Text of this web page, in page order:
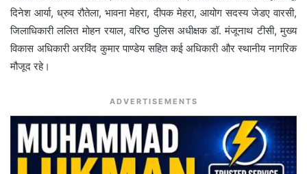
दिनेश आर्या, ध्रुव रौतेला, भावना मेहरा, दीपक मेहरा, आयोग सदस्य जेडए वारसी,
जिलाधिकारी ललित मोहन रयाल, वरिष्ठ पुलिस अधीक्षक डॉ. मंजूनाथ टीसी, मुख्य
विकास अधिकारी अरविंद कुमार पाण्डेय सहित कई अधिकारी और स्थानीय नागरिक
मौजूद रहे।
ADVERTISEMENTS